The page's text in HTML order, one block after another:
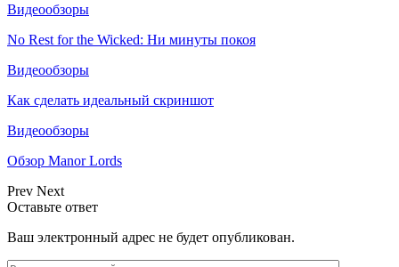
Видеообзоры
No Rest for the Wicked: Ни минуты покоя
Видеообзоры
Как сделать идеальный скриншот
Видеообзоры
Обзор Manor Lords
Prev Next
Оставьте ответ
Ваш электронный адрес не будет опубликован.